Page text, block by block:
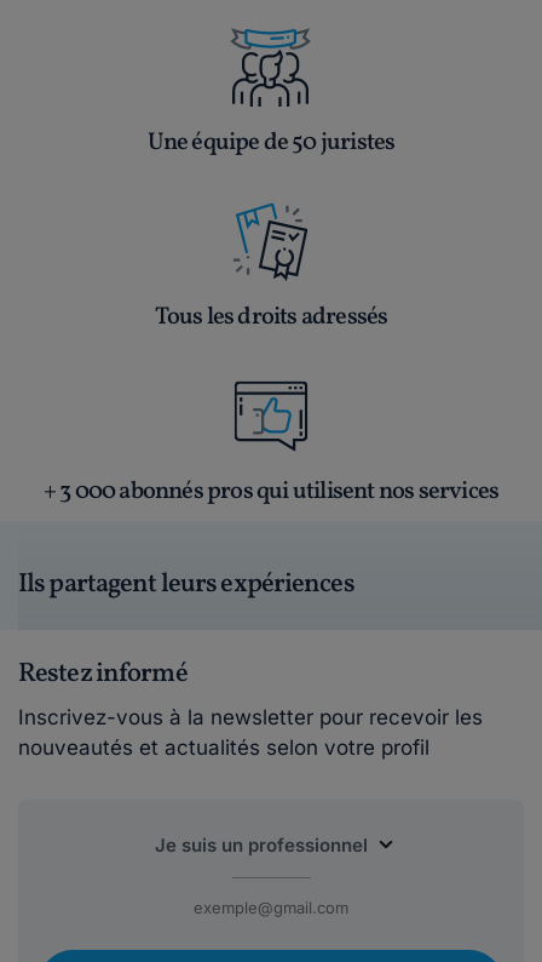
Une équipe de 50 juristes
Tous les droits adressés
+ 3 000 abonnés pros qui utilisent nos services
Ils partagent leurs expériences
Restez informé
Inscrivez-vous à la newsletter pour recevoir les
nouveautés et actualités selon votre profil